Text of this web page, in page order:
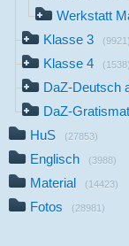
Werkstatt
Klasse 3 (9921)
Klasse 4 (1538)
DaZ-Deutsch
DaZ-
HuS (27853)
Englisch (3988)
Material (14423)
Fotos (28981)